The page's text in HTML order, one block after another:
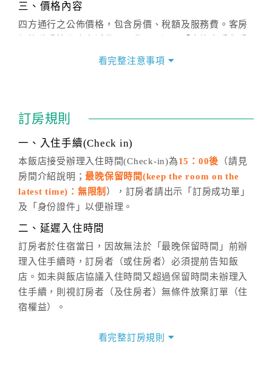
三、價格內容
四方通行之公佈價格，包含房價、稅額及服務費。客房
價」之當日價格為標準。
通行「客服聯絡單」提出申辦，四方通行
話方式異動訂單。
※非客服時間之申辦異動，皆為次日計算及辦理。
五、客服時間
週一至週日，上午9:00～晚上6:00
六、聯絡方式
(07)9682715 。
看完整注意事項
訂房規則
一、入住手續(Check in)
本飯店接受辦理入住時間(Check-in)為15：00後 （請見
房間介紹說明；最晚保留時間(keep the room on the
latest time)：無限制 ），訂房者請出示「訂房成功單」
及「身份證件」以便辦理。
二、延遲入住時間
訂房者於住宿當日，因故無法於「最晚保留時間」前辦
理入住手續時，訂房者（或住房者）必須提前告知飯
店。如未與飯店協議入住時間又超過保留時間未辦理入
住手續，則視訂房者（及住房者）無條件放棄訂單（住
宿權益）。
看完整訂房規則